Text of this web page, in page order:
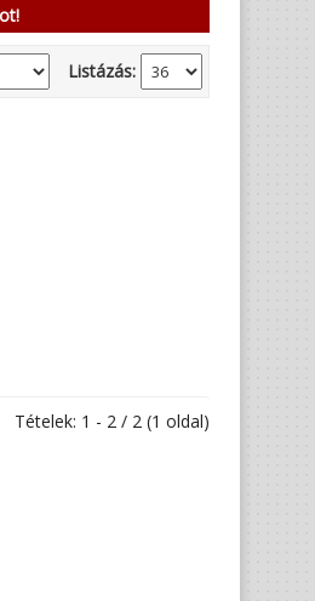
Listázás:
Tételek: 1 - 2 / 2 (1 oldal)